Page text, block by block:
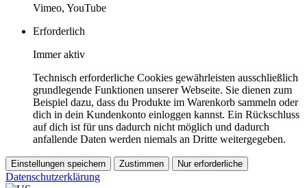
Vimeo, YouTube
Erforderlich
Immer aktiv
Technisch erforderliche Cookies gewährleisten ausschließlich
grundlegende Funktionen unserer Webseite. Sie dienen zum
Beispiel dazu, dass du Produkte im Warenkorb sammeln oder
dich in dein Kundenkonto einloggen kannst. Ein Rückschluss
auf dich ist für uns dadurch nicht möglich und dadurch
anfallende Daten werden niemals an Dritte weitergegeben.
Einstellungen speichern Zustimmen Nur erforderliche
Datenschutzerklärung